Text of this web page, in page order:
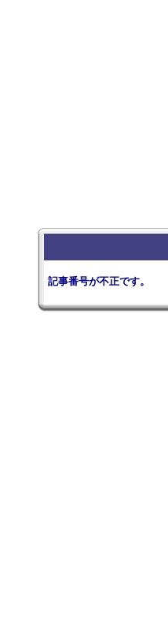
記事番号が不正です。